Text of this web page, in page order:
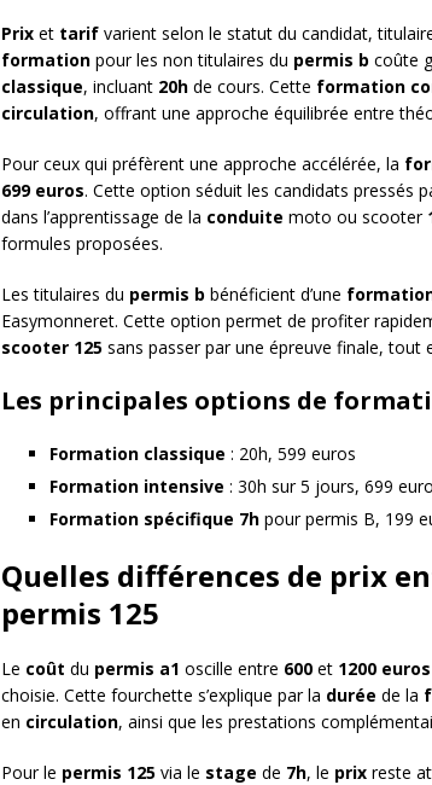
Prix et tarif varient selon le statut du candidat,
formation pour les non titulaires du permis b coûte
classique, incluant 20h de cours. Cette formation
circulation, offrant une approche équilibrée entre
Pour ceux qui préfèrent une approche accélérée, la
699 euros. Cette option séduit les candidats pressés
dans l’apprentissage de la conduite moto ou scooter
formules proposées.
Les titulaires du permis b bénéficient d’une
Easymonneret. Cette option permet de profiter
scooter 125 sans passer par une épreuve finale, tout
Les principales options de
Formation classique : 20h, 599 euros
Formation intensive : 30h sur 5 jours, 699
Formation spécifique 7h pour permis B, 199
Quelles différences de prix
permis 125
Le coût du permis a1 oscille entre 600 et 1200 euros
choisie. Cette fourchette s’explique par la durée de la
en circulation, ainsi que les prestations
Pour le permis 125 via le stage de 7h, le prix reste